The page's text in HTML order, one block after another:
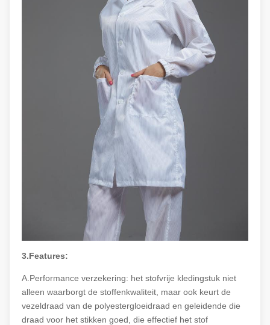
3.Features:
A.Performance verzekering: het stofvrije kledingstuk niet
alleen waarborgt de stoffenkwaliteit, maar ook keurt de
vezeldraad van de polyestergloeidraad en geleidende die
draad voor het stikken goed, die effectief het stof